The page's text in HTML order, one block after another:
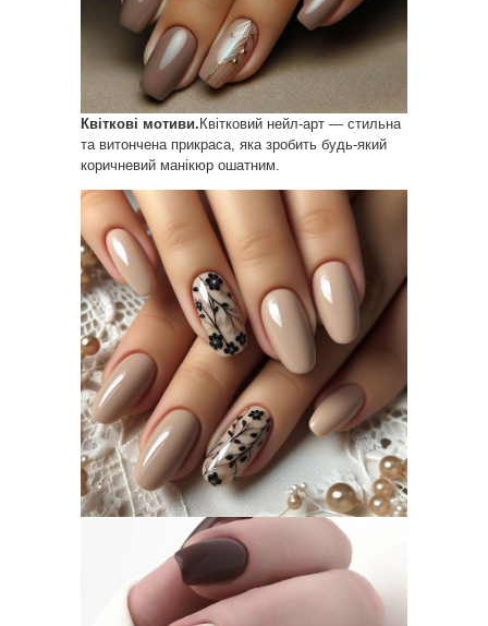
Квіткові мотиви. Квітковий нейл-арт — стильна
та витончена прикраса, яка зробить будь-який
коричневий манікюр ошатним.